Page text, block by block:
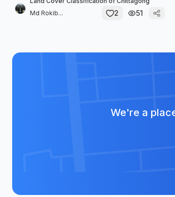
Md Rokib...
2 51
We're a